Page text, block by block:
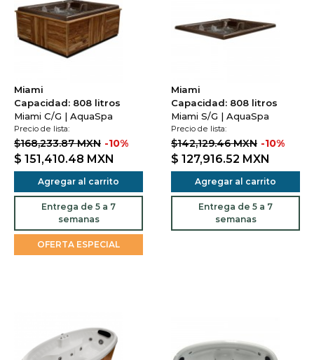
Miami
Capacidad: 808 litros
Miami C/G | AquaSpa
Precio de lista:
$168,233.87 MXN -10%
$ 151,410.48 MXN
Agregar al carrito
Entrega de 5 a 7
semanas
OFERTA ESPECIAL
Miami
Capacidad: 808 litros
Miami S/G | AquaSpa
Precio de lista:
$142,129.46 MXN -10%
$ 127,916.52 MXN
Agregar al carrito
Entrega de 5 a 7
semanas